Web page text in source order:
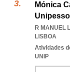
Mónica
R MANUEL
LISBOA
Atividades
UNIP